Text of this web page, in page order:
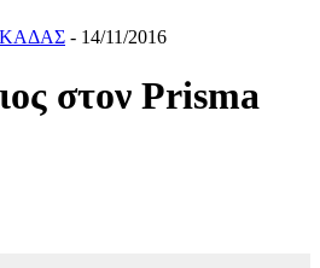
- 14/11/2016
στον Prisma